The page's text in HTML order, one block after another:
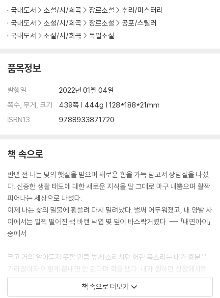
국내도서 소설/시/희곡 장르소설
추리/미스터리
국내도서
소설/시/희곡 장르소설
공포/스릴러
국내도서
소설/시/희곡 독일소설
품목정보
발행일
2022년 01월 04일
쪽수, 무게, 크기
439쪽 | 444g | 128*188*21mm
ISBN13
9788933871720
책 속으로
반년 전 나는 낮의 햇살을 받으며 새로운 힘을 가득 담고서 상담실을 나섰
다. 신중한 생활 태도에 대한 새로운 지식을 말 그대로 마구 내뿜으며 활짝
피어나는 세상으로 나섰다.
이제 나는 삶의 밀물에 휩쓸려 다시 밀려났다. 벌써 어두워졌고, 내 양발 사
이에서는 일찍 떨어진 색 바랜 낙엽 몇 잎이 바스락거렸다. --- 「내면아이」
중에서
크고 거의 알아듣지 못할 만큼 높게 소리치던 어린 목소리는 내가 흥분을
가라앉히자 이렇게 끝내면 안 된다며 화를 냈다. 내가 원하던 산장에서의
하루를 닐스가 망쳤으니 나도 그의 하루에서 최소한 일부분이라도 망쳐야
한다고 말했다. 이 내면의 목소리가 어디에서 오든 그 목소리가 옳다고 느
책 속으로 더보기